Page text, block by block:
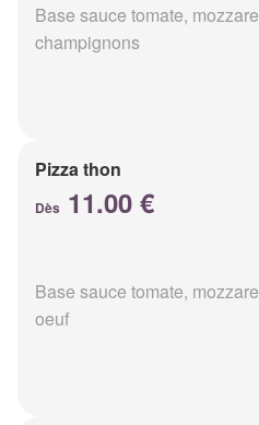
Base sauce tomate,
champignons
Pizza thon
Dès 11.00 €
Base sauce tomate,
oeuf